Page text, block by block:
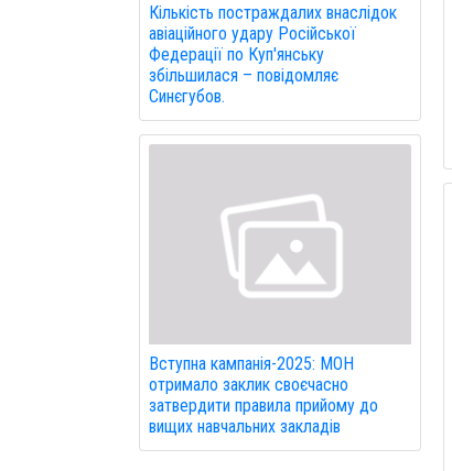
Кількість постраждалих внаслідок
авіаційного удару Російської
Федерації по Куп'янську
збільшилася – повідомляє
Синєгубов.
Вступна кампанія-2025: МОН
отримало заклик своєчасно
затвердити правила прийому до
вищих навчальних закладів